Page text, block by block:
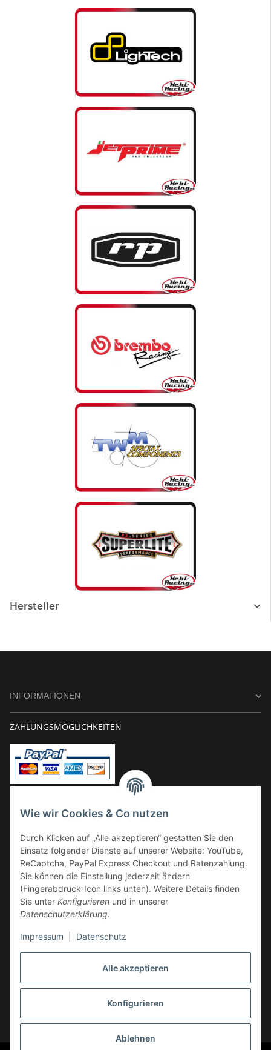
Alle akzeptieren
Konfigurieren
Ablehnen
Wie wir Cookies & Co nutzen
Durch Klicken auf „Alle akzeptieren“ gestatten Sie den
Einsatz folgender Dienste auf unserer Website: YouTube,
ReCaptcha, PayPal Express Checkout und Ratenzahlung.
Sie können die Einstellung jederzeit ändern
(Fingerabdruck-Icon links unten). Weitere Details finden
Sie unter Konfigurieren und in unserer
Datenschutzerklärung.
Impressum Datenschutz
Hersteller
INFORMATIONEN
ZAHLUNGSMÖGLICHKEITEN
Kauf auf Rechnung
VERSAND
Vertrag widerrufen